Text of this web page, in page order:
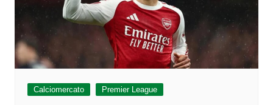
Calciomercato Premier League